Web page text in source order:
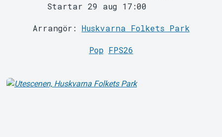
Support
Startar 29 aug 17:00
Arrangör: Huskvarna Folkets Park
Pop FPS26